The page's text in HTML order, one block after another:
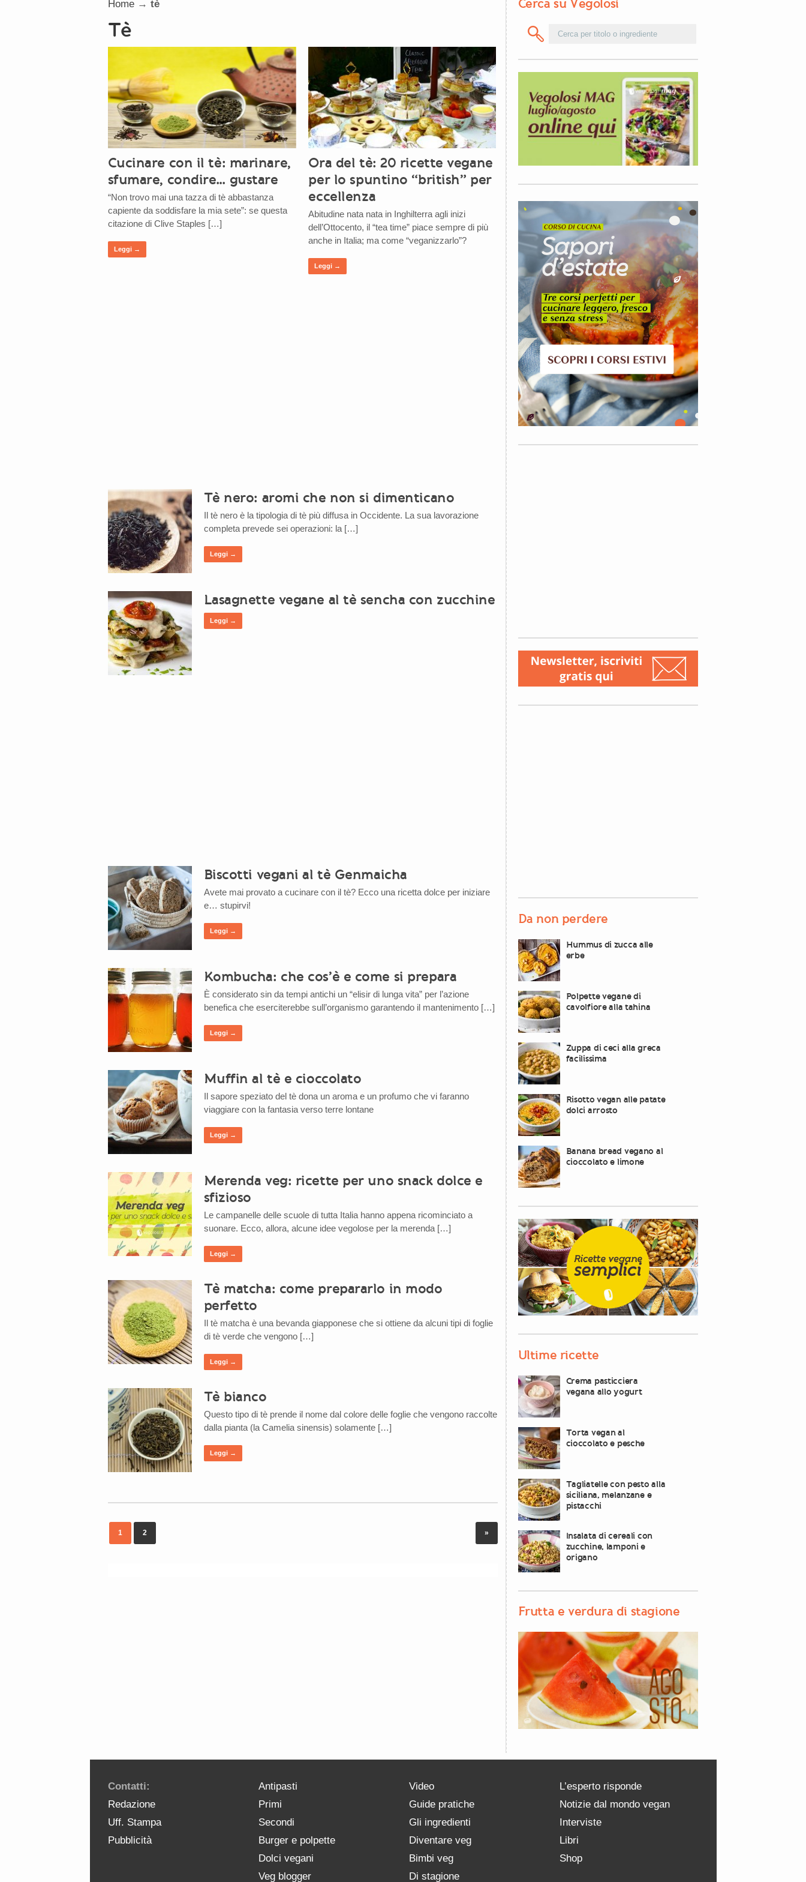
Home→ tè
tè
Cucinare con il tè: marinare,
sfumare, condire… gustare
“Non trovo mai una tazza di tè abbastanza
capiente da soddisfare la mia sete”: se questa
citazione di Clive Staples […]
Leggi →
Ora del tè: 20 ricette vegane
per lo spuntino “british” per
eccellenza
Abitudine nata nata in Inghilterra agli inizi
dell’Ottocento, il “tea time” piace sempre di più
anche in Italia; ma come “veganizzarlo”?
Leggi →
Tè nero: aromi che non si dimenticano
Il tè nero è la tipologia di tè più diffusa in Occidente. La sua lavorazione
completa prevede sei operazioni: la […]
Leggi →
Lasagnette vegane al tè sencha con zucchine
Leggi →
Biscotti vegani al tè Genmaicha
Avete mai provato a cucinare con il tè? Ecco una ricetta dolce per iniziare
e… stupirvi!
Leggi →
Kombucha: che cos’è e come si prepara
È considerato sin da tempi antichi un “elisir di lunga vita” per l’azione
benefica che eserciterebbe sull’organismo garantendo il mantenimento […]
Leggi →
Muffin al tè e cioccolato
Il sapore speziato del tè dona un aroma e un profumo che vi faranno
viaggiare con la fantasia verso terre lontane
Leggi →
Merenda veg: ricette per uno snack dolce e
sfizioso
Le campanelle delle scuole di tutta Italia hanno appena ricominciato a
suonare. Ecco, allora, alcune idee vegolose per la merenda […]
Leggi →
Tè matcha: come prepararlo in modo
perfetto
Il tè matcha è una bevanda giapponese che si ottiene da alcuni tipi di foglie
di tè verde che vengono […]
Leggi →
Tè bianco
Questo tipo di tè prende il nome dal colore delle foglie che vengono raccolte
dalla pianta (la Camelia sinensis) solamente […]
Leggi →
1 2 »
Cerca su Vegolosi
Da non perdere
Hummus di zucca alle
erbe
Polpette vegane di
cavolfiore alla tahina
Zuppa di ceci alla greca
facilissima
Risotto vegan alle patate
dolci arrosto
Banana bread vegano al
cioccolato e limone
Ultime ricette
Crema pasticciera
vegana allo yogurt
Torta vegan al
cioccolato e pesche
Tagliatelle con pesto alla
siciliana, melanzane e
pistacchi
Insalata di cereali con
zucchine, lamponi e
origano
Frutta e verdura di stagione
Contatti:
Redazione
Uff. Stampa
Pubblicità
Antipasti
Primi
Secondi
Burger e polpette
Dolci vegani
Veg blogger
Video
Guide pratiche
Gli ingredienti
Diventare veg
Bimbi veg
Di stagione
L’esperto risponde
Notizie dal mondo vegan
Interviste
Libri
Shop